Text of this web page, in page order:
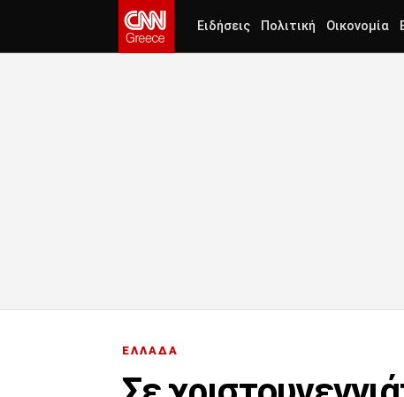
Ειδήσεις Πολιτική Οικονομία
ΕΛΛΑΔΑ